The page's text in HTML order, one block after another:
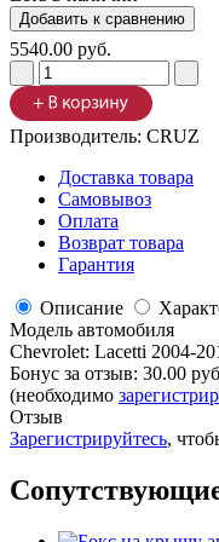
5540.00 руб.
Производитель: CRUZ
Доставка товара
Самовывоз
Оплата
Возврат товара
Гарантия
Описание
Модель автомобиля
Chevrolet: Lacetti 2004-
Бонус за отзыв: 30.00
(необходимо
Отзыв
Зарегистрируйтесь,